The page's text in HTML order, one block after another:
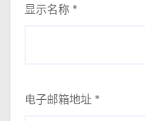
显示名称 *
电子邮箱地址 *